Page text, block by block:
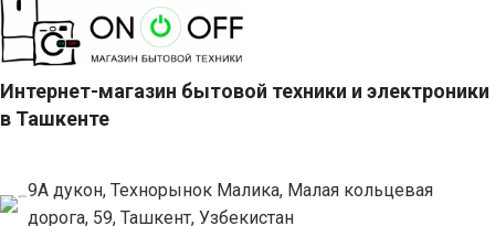
Интернет-магазин бытовой техники и электроники
в Ташкенте
9А дукон, Технорынок Малика, Малая кольцевая
дорога, 59, Ташкент, Узбекистан